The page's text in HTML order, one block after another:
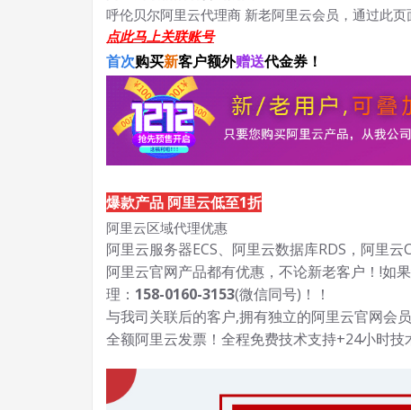
呼伦贝尔阿里云代理商 新老阿里云会员，通过此
点此马上关联账号
首次购买新客户额外赠送代金券！
爆款产品 阿里云低至1折
阿里云区域代理优惠
阿里云服务器ECS、阿里云数据库RDS，阿里
阿里云官网产品都有优惠，不论新老客户！!如
理： 158-0160-3153(微信同号)！！
与我司关联后的客户,拥有独立的阿里云官网会
全额阿里云发票！全程免费技术支持+24小时技